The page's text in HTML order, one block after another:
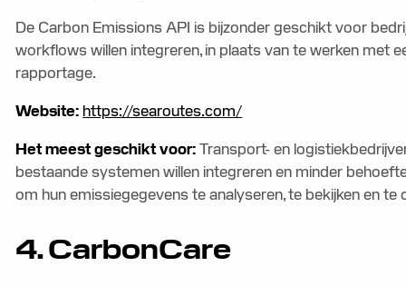
De Carbon Emissions API is bijzonder geschikt voor
workflows willen integreren, in plaats van te werken met
rapportage.
Website: https://searoutes.com/
Het meest geschikt voor:Transport- en
bestaande systemen willen integreren en minder
om hun emissiegegevens te analyseren, te bekijken en te
4. CarbonCare